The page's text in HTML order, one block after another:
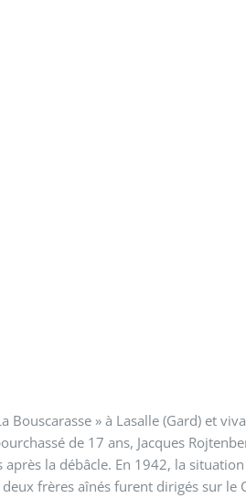
» à Lasalle (Gard) et
de 17 ans, Jacques
la débâcle. En 1942, la
frères aînés furent dirigés sur